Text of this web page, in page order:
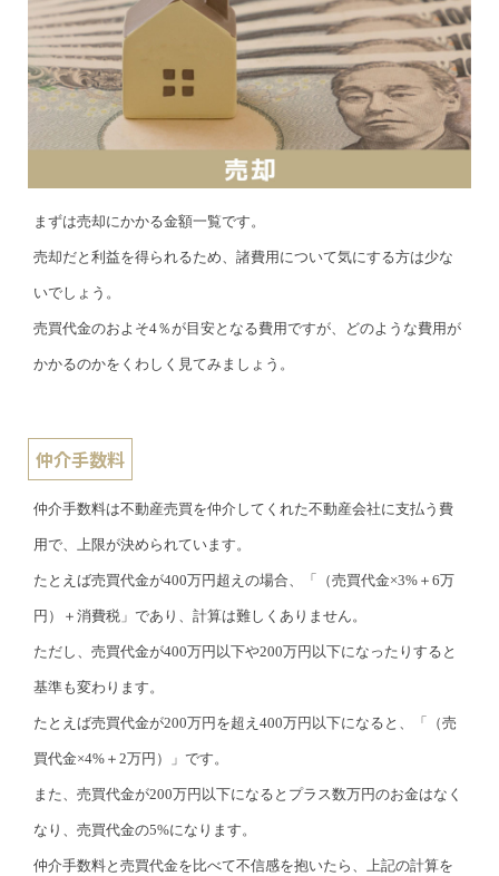
まずは売却にかかる金額一覧です。
売却だと利益を得られるため、諸費用について気にする方は少な
いでしょう。
売買代金のおよそ4％が目安となる費用ですが、どのような費用が
かかるのかをくわしく見てみましょう。
仲介手数料
仲介手数料は不動産売買を仲介してくれた不動産会社に支払う費
用で、上限が決められています。
たとえば売買代金が400万円超えの場合、「（売買代金×3%＋6万
円）＋消費税」であり、計算は難しくありません。
ただし、売買代金が400万円以下や200万円以下になったりすると
基準も変わります。
たとえば売買代金が200万円を超え400万円以下になると、「（売
買代金×4%＋2万円）」です。
また、売買代金が200万円以下になるとプラス数万円のお金はなく
なり、売買代金の5%になります。
仲介手数料と売買代金を比べて不信感を抱いたら、上記の計算を